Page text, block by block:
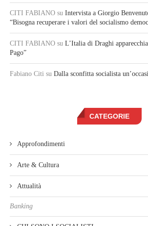
CITI FABIANO su Intervista a Giorgio
“Bisogna recuperare i valori del socialismo
CITI FABIANO su L’Italia di Draghi
Pago”
Fabiano Citi su Dalla sconfitta socialista
CATEGORIE
Approfondimenti
Arte & Cultura
Attualità
Banking